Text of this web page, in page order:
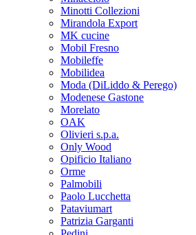
Minotti Collezioni
Mirandola Export
MK cucine
Mobil Fresno
Mobileffe
Mobilidea
Moda (DiLiddo & Perego)
Modenese Gastone
Morelato
OAK
Olivieri s.p.a.
Only Wood
Opificio Italiano
Orme
Palmobili
Paolo Lucchetta
Pataviumart
Patrizia Garganti